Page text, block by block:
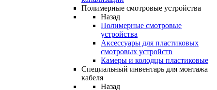
Полимерные смотровые устройства
Назад
Полимерные смотровые
устройства
Аксессуары для пластиковых
смотровых устройств
Камеры и колодцы пластиковые
Специальный инвентарь для монтажа
кабеля
Назад